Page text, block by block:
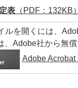
表 （PDF：132KB）
ルを開くには、
、Adobe社から無
Adobe